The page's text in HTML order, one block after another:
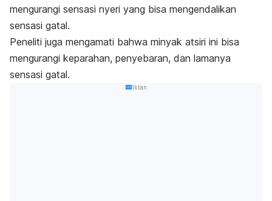
mengurangi sensasi nyeri yang bisa mengendalikan
sensasi gatal.
Peneliti juga mengamati bahwa minyak atsiri ini bisa
mengurangi keparahan, penyebaran, dan lamanya
sensasi gatal.
Iklan